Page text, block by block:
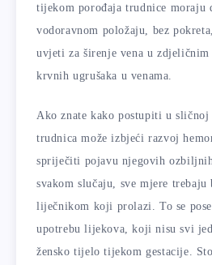
tijekom porođaja trudnice moraju
vodoravnom položaju, bez
uvjeti za širenje vena u
krvnih ugrušaka u venama.
Ako znate kako postupiti u
trudnica može izbjeći razvoj
spriječiti pojavu njegovih
svakom slučaju, sve mjere trebaju
liječnikom koji prolazi. To se
upotrebu lijekova, koji nisu svi
žensko tijelo tijekom gestacije.